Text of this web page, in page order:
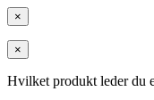
×
×
Hvilket produkt leder du